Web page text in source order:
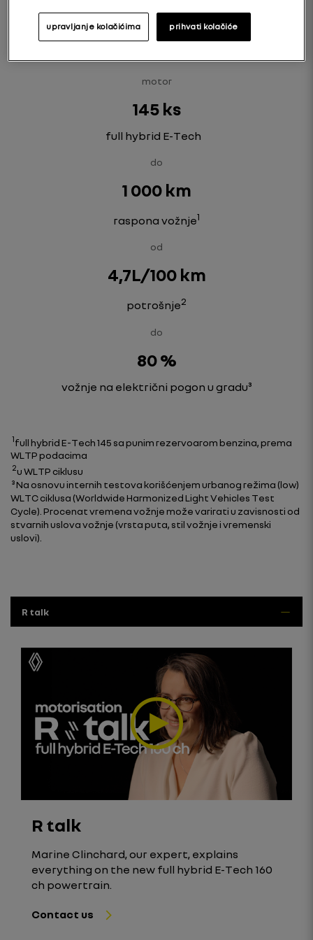
**Full hybrid E-Tech u poređenju sa mild hybrid auto pogonskim
sistemom, prema WLTP City protokolu/izvor: UTAC i IDIADA/
motor
145 ks
full hybrid E-Tech
do
1 000 km
raspona vožnje1
od
4,7L/100 km
potrošnje2
do
80 %
vožnje na električni pogon u gradu³
1full hybrid E-Tech 145 sa punim rezervoarom benzina, prema
WLTP podacima
2u WLTP ciklusu
³ Na osnovu internih testova korišćenjem urbanog režima (low)
WLTC ciklusa (Worldwide Harmonized Light Vehicles Test
Cycle). Procenat vremena vožnje može varirati u zavisnosti od
stvarnih uslova vožnje (vrsta puta, stil vožnje i vremenski
uslovi).
R talk
R talk
Marine Clinchard, our expert, explains
everything on the new full hybrid E-Tech 160
ch powertrain.
Contact us
prihvati kolačiće
upravljanje kolačićima